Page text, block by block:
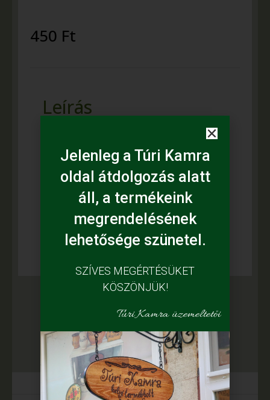
450 Ft
Leírás
Élelmiszernek nem minősülő
mézeskalács és dísztárgy. Egészségre
ártalmas anyagot nem tartalmaz
Jelenleg a Túri Kamra
oldal átdolgozás alatt
áll, a termékeink
megrendelésének
lehetősége szünetel.
SZÍVES MEGÉRTÉSÜKET
KÖSZÖNJÜK!
Túri Kamra üzemeltetői